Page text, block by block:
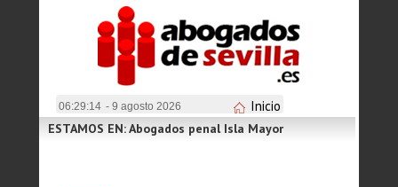
06:29:15 - 9 agosto 2026 Inicio
ESTAMOS EN: Abogados penal Isla Mayor